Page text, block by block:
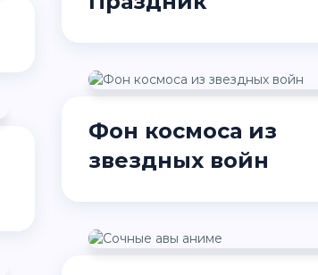
Фон космоса из
звездных войн